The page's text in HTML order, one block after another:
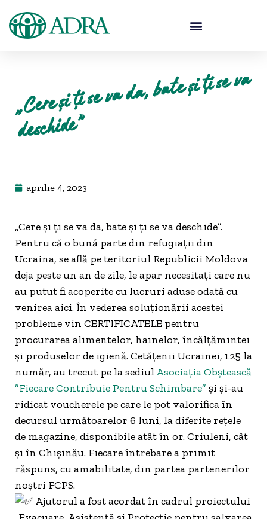
„
Cere și ți se va da, bate și ți se va
deschide”
aprilie 4, 2023
„Cere și ți se va da, bate și ți se va deschide”.
Pentru că o bună parte din refugiații din
Ucraina, se află pe teritoriul Republicii Moldova
deja peste un an de zile, le apar necesitați care nu
au putut fi acoperite cu lucruri aduse odată cu
venirea aici. În vederea soluționării acestei
probleme vin CERTIFICATELE pentru
procurarea alimentelor, hainelor, încălțămintei
și produselor de igienă. Cetățenii Ucrainei, 125 la
număr, au trecut pe la sediul Asociaţia Obștească
”Fiecare Contribuie Pentru Schimbare” și și-au
ridicat voucherele pe care le pot valorifica în
decursul următoarelor 6 luni, la diferite rețele
de magazine, disponibile atât în or. Criuleni, cât
și în Chișinău. Fiecare întrebare a primit
răspuns, cu amabilitate, din partea partenerilor
noștri FCPS.
Ajutorul a fost acordat în cadrul proiectului